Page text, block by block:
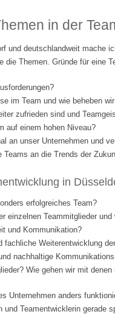
in der
und deutschlandweit
die Themen. Gründe für eine
im Team und wie beheben
zufrieden sind und
auf einem hohen Niveau?
an unser Unternehmen und
Teams an die Trends der
in
erfolgreiches Team?
einzelnen Teammitglieder
und Kommunikation?
fachliche Weiterentwicklung
nachhaltige
Wie gehen wir mit
Unternehmen anders
Teamentwicklerin gerade